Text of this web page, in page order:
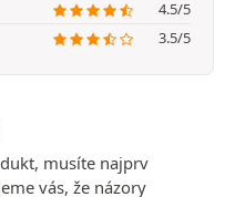
4.5/5
3.5/5
musíte najprv
vás, že názory